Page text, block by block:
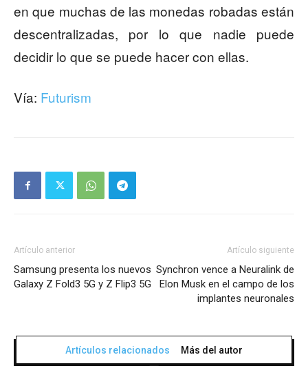
en que muchas de las monedas robadas están
descentralizadas, por lo que nadie puede
decidir lo que se puede hacer con ellas.
Vía: Futurism
Artículo anterior
Samsung presenta los nuevos
Galaxy Z Fold3 5G y Z Flip3 5G
Artículo siguiente
Synchron vence a Neuralink de
Elon Musk en el campo de los
implantes neuronales
Artículos relacionados Más del autor